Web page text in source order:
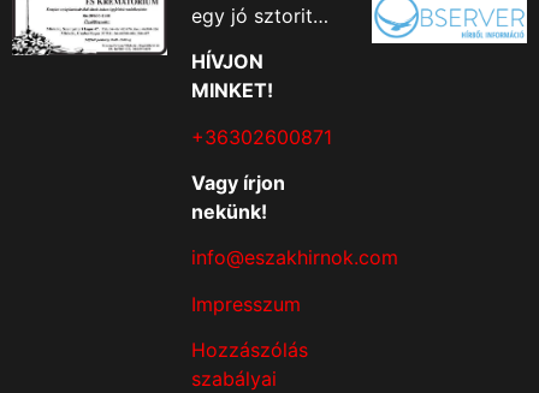
egy jó sztorit…
HÍVJON
MINKET!
+36302600871
Vagy írjon
nekünk!
info@eszakhirnok.com
Impresszum
Hozzászólás
szabályai